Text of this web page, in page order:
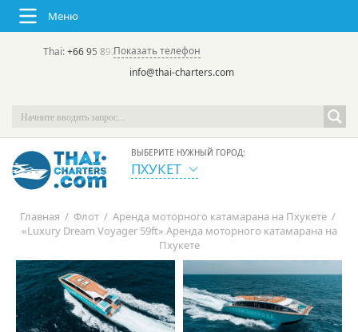
Меню
Thai:+66 95 892 7646(rus/eng) | в России:
Показать телефон
info@thai-charters.com
ВЫБЕРИТЕ НУЖНЫЙ ГОРОД:
ПХУКЕТ
Главная / Флот / Аренда моторного катамарана на Пхукете /
«Luxury Dream Voyager 59ft» Аренда моторного катамарана на
Пхукете